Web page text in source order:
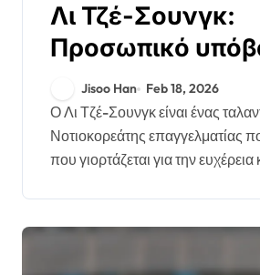
Λι Τζέ-Σουνγκ:
Προσωπικό
Πρώιμη καριέρα,
Οικογενειακή
υποστήριξη
Jisoo Han Feb 18, 2026
Ο Λι Τζέ-Σουνγκ είναι ένας ταλαντούχος
Νοτιοκορεάτης επαγγελματίας
που γιορτάζεται για την ευχέρεια